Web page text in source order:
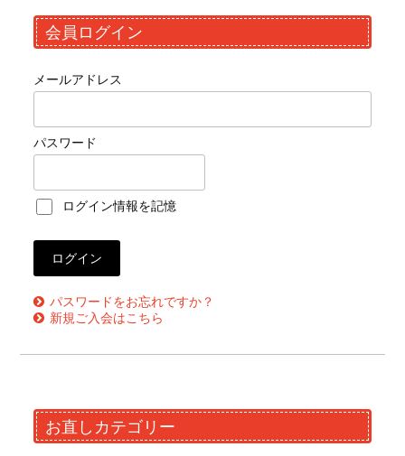
会員ログイン
メールアドレス
パスワード
ログイン情報を記憶
パスワードをお忘れですか？
新規ご入会はこちら
お直しカテゴリー